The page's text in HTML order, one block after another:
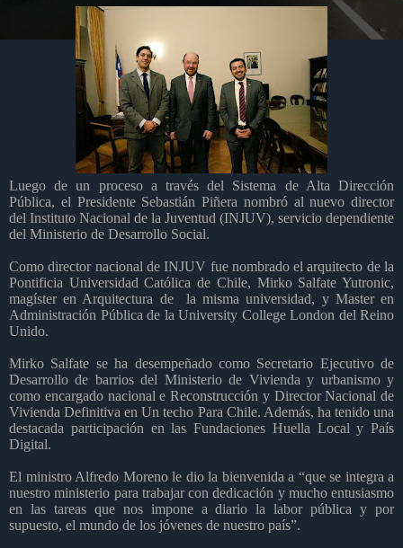
Luego de un proceso a través del Sistema de Alta Dirección
Pública, el Presidente Sebastián Piñera nombró al nuevo director
del Instituto Nacional de la Juventud (INJUV), servicio dependiente
del Ministerio de Desarrollo Social.
Como director nacional de INJUV fue nombrado el arquitecto de la
Pontificia Universidad Católica de Chile, Mirko Salfate Yutronic,
magíster en Arquitectura de
la misma universidad, y Master en
Administración Pública de la University College London del Reino
Unido.
Mirko Salfate se ha desempeñado como Secretario Ejecutivo de
Desarrollo de barrios del Ministerio de Vivienda y urbanismo y
como encargado nacional e Reconstrucción y Director Nacional de
Vivienda Definitiva en Un techo Para Chile. Además, ha tenido una
destacada participación en las Fundaciones Huella Local y País
Digital.
El ministro Alfredo Moreno le dio la bienvenida a “que se integra a
nuestro ministerio para trabajar con dedicación y mucho entusiasmo
en las tareas que nos impone a diario la labor pública y por
supuesto, el mundo de los jóvenes de nuestro país”.